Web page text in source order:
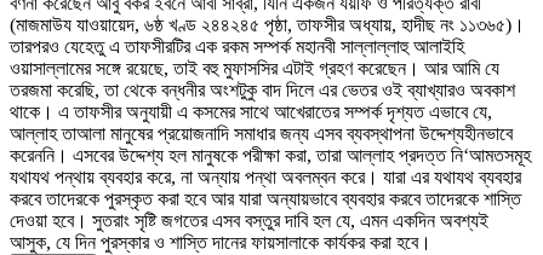
(মাজমাউয যাওয়ায়েদ, ৬ষ্ঠ খণ্ড ২৪৪২৪৫ পৃষ্ঠা, তাফসীর অধ্যায়, হাদীছ নং ১১৩৬৫)।
তারপরও যেহেতু এ তাফসীরটির এক রকম সম্পর্ক মহানবী সাল্লাল্লাহু আলাইহি
ওয়াসাল্লামের সঙ্গে রয়েছে, তাই বহু মুফাসসির এটাই গ্রহণ করেছেন। আর আমি যে
তরজমা করেছি, তা থেকে বন্ধনীর অংশটুকু বাদ দিলে এর ভেতর ওই ব্যাখ্যারও অবকাশ
থাকে। এ তাফসীর অনুযায়ী এ কসমের সাথে আখেরাতের সম্পর্ক দৃশ্যত এভাবে যে,
আল্লাহ তাআলা মানুষের প্রয়োজনাদি সমাধার জন্য এসব ব্যবস্থাপনা উদ্দেশ্যহীনভাবে
করেননি। এসবের উদ্দেশ্য হল মানুষকে পরীক্ষা করা, তারা আল্লাহ প্রদত্ত নি‘আমতসমূহ
যথাযথ পন্থায় ব্যবহার করে, না অন্যায় পন্থা অবলম্বন করে। যারা এর যথাযথ ব্যবহার
করবে তাদেরকে পুরস্কৃত করা হবে আর যারা অন্যায়ভাবে ব্যবহার করবে তাদেরকে শাস্তি
দেওয়া হবে। সুতরাং সৃষ্টি জগতের এসব বস্তুর দাবি হল যে, এমন একদিন অবশ্যই
আসুক, যে দিন পুরস্কার ও শাস্তি দানের ফায়সালাকে কার্যকর করা হবে।